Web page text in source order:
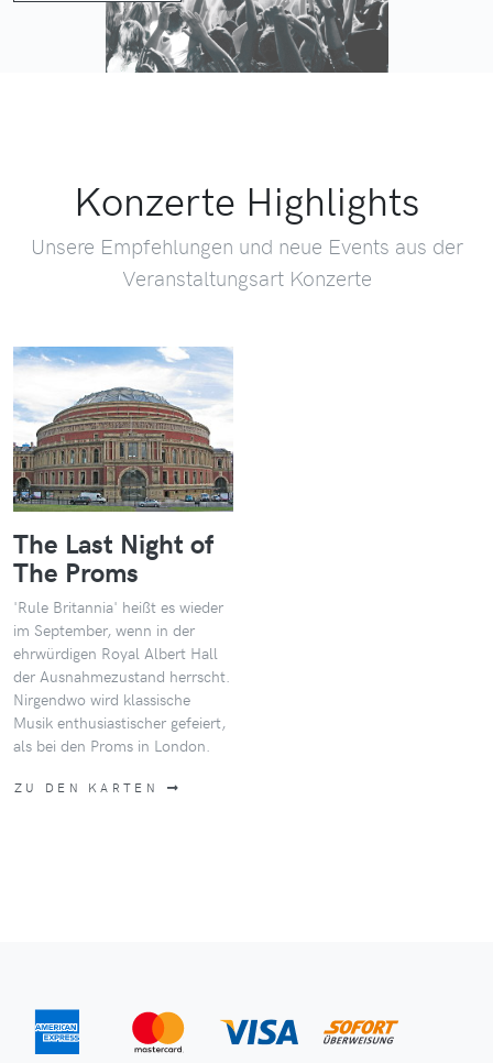
Konzerte Highlights
Unsere Empfehlungen und neue Events aus der
Veranstaltungsart Konzerte
The Last Night of
The Proms
'Rule Britannia' heißt es wieder
im September, wenn in der
ehrwürdigen Royal Albert Hall
der Ausnahmezustand herrscht.
Nirgendwo wird klassische
Musik enthusiastischer gefeiert,
als bei den Proms in London.
ZU DEN KARTEN